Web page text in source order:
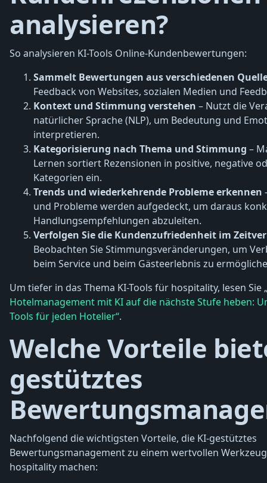
analysieren?
So analysieren KI-Tools Online-Kundenbewertungen:
Sammelt Bewertungen aus verschiedenen
Feedback von Websites, sozialen Medien und
Kontext und Stimmung verstehen – Nutzt die
natürlicher Sprache (NLP), um Bedeutung und
interpretieren.
Kategorisierung nach Thema und Stimmung –
Lernen sortiert Rezensionen in positive, negative
Kategorien ein.
Trends und wiederkehrende Probleme erkennen
und Probleme werden aufgedeckt, um daraus
Handlungsempfehlungen abzuleiten.
Verfolgen Sie die Kundenzufriedenheit im
Beobachten Sie Stimmungsveränderungen, um
beim Service und beim Gästeerlebnis zu
Um tiefer in das Thema KI-Tools für hospitality, lesen Sie
Hotelmanagement mit KI auf die nächste Stufe heben:
Tools für jeden Hotelier“.
Welche Vorteile
gestütztes
Nachfolgend die wichtigsten Vorteile, die KI-gestütztes
Bewertungsmanagement zu einem wertvollen
hospitality machen: